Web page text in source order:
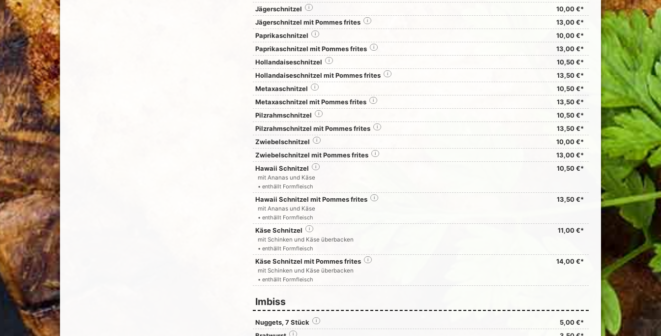
Jägerschnitzel 10,00 €*
i
Jägerschnitzel mit Pommes frites 13,00 €*
i
Paprikaschnitzel 10,00 €*
i
Paprikaschnitzel mit Pommes frites 13,00 €*
i
Hollandaiseschnitzel 10,50 €*
i
Hollandaiseschnitzel mit Pommes frites 13,50 €*
i
Metaxaschnitzel 10,50 €*
i
Metaxaschnitzel mit Pommes frites 13,50 €*
i
Pilzrahmschnitzel 10,50 €*
i
Pilzrahmschnitzel mit Pommes frites 13,50 €*
i
Zwiebelschnitzel 10,00 €*
i
Zwiebelschnitzel mit Pommes frites 13,00 €*
i
Hawaii Schnitzel 10,50 €*
i
mit Ananas und Käse
• enthällt Formfleisch
Hawaii Schnitzel mit Pommes frites 13,50 €*
i
mit Ananas und Käse
• enthällt Formfleisch
Käse Schnitzel 11,00 €*
i
mit Schinken und Käse überbacken
• enthällt Formfleisch
Käse Schnitzel mit Pommes frites 14,00 €*
i
mit Schinken und Käse überbacken
• enthällt Formfleisch
Imbiss
Nuggets, 7 Stück 5,00 €*
i
i